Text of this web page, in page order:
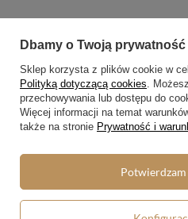
Status
Śledzenie
Chcę
Chcę
Dbamy o Twoją prywatność
Sklep korzysta z plików cookie w
Polityką dotyczącą cookies.
przechowywania lub dostępu do
Więcej informacji na temat
także na stronie Prywatność i